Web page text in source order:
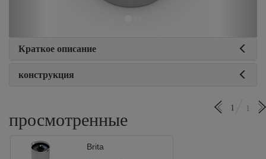
Краткое описание
конструкция
просмотренные
1 1
Brita